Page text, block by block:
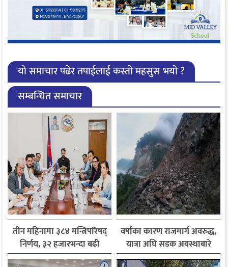
यो समाचार पढेर तपाईलाई कस्तो महसुस भयो ?
सम्बन्धित समाचार
तीन महिनामा ३८४ मन्त्रिपरिषद्
निर्णय, ३२ हजारभन्दा बढी
गुनासो फर्छ्योट
वर्षाका कारण राजमार्ग अवरुद्ध,
यात्रा अघि सडक अवस्थाबारे
जानकारी लिन आग्रह